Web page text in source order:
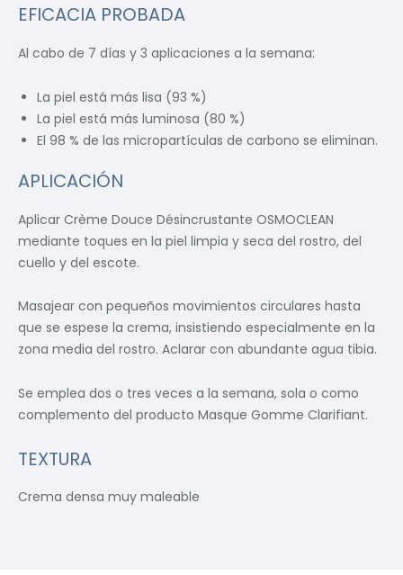
EFICACIA PROBADA
Al cabo de 7 días y 3 aplicaciones a la semana:
La piel está más lisa (93 %)
La piel está más luminosa (80 %)
El 98 % de las micropartículas de carbono se eliminan.
APLICACIÓN
Aplicar Crème Douce Désincrustante OSMOCLEAN
mediante toques en la piel limpia y seca del rostro, del
cuello y del escote.
Masajear con pequeños movimientos circulares hasta
que se espese la crema, insistiendo especialmente en la
zona media del rostro. Aclarar con abundante agua tibia.
Se emplea dos o tres veces a la semana, sola o como
complemento del producto Masque Gomme Clarifiant.
TEXTURA
Crema densa muy maleable